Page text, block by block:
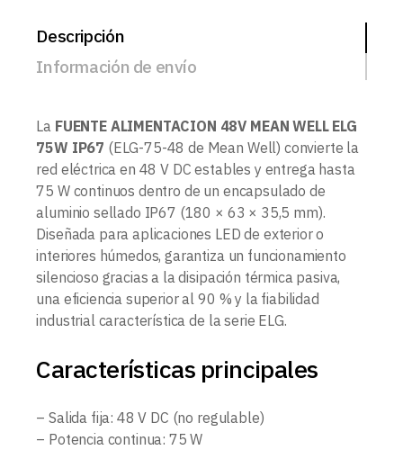
Descripción
Información de envío
La FUENTE ALIMENTACION 48V MEAN WELL ELG
75W IP67 (ELG-75-48 de Mean Well) convierte la
red eléctrica en 48 V DC estables y entrega hasta
75 W continuos dentro de un encapsulado de
aluminio sellado IP67 (180 × 63 × 35,5 mm).
Diseñada para aplicaciones LED de exterior o
interiores húmedos, garantiza un funcionamiento
silencioso gracias a la disipación térmica pasiva,
una eficiencia superior al 90 % y la fiabilidad
industrial característica de la serie ELG.
Características principales
– Salida fija: 48 V DC (no regulable)
– Potencia continua: 75 W